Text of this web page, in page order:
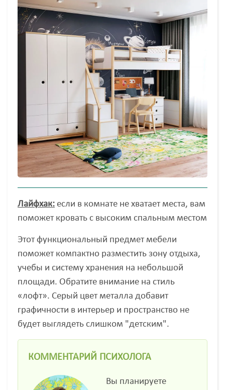
Лайфхак: если в комнате не хватает места, вам
поможет кровать с высоким спальным местом
Этот функциональный предмет мебели
поможет компактно разместить зону отдыха,
учебы и систему хранения на небольшой
площади. Обратите внимание на стиль
«лофт». Серый цвет металла добавит
графичности в интерьер и пространство не
будет выглядеть слишком "детским".
КОММЕНТАРИЙ ПСИХОЛОГА
Вы планируете